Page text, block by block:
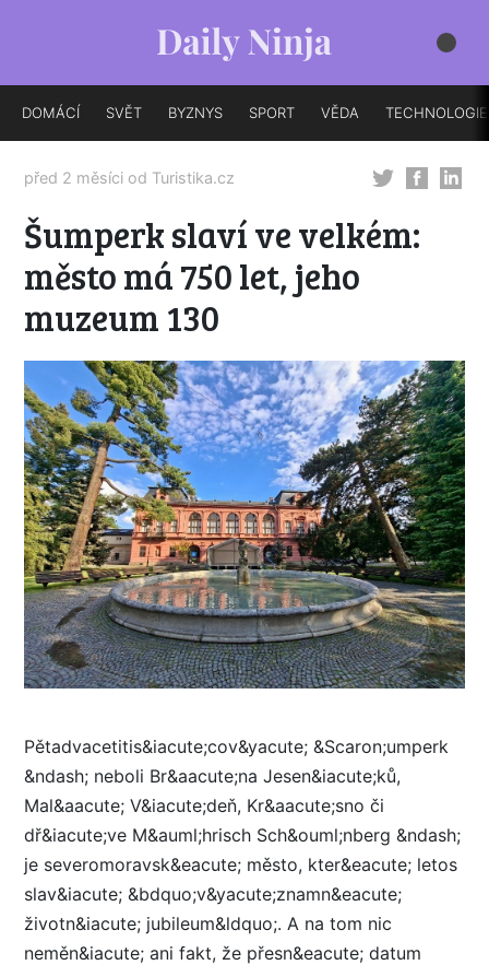
DOMÁCÍ SVĚT BYZNYS SPORT VĚDA TECHNOLOGIE
před 2 měsíci od Turistika.cz
Šumperk slaví ve velkém:
město má 750 let, jeho
muzeum 130
Pětadvacetitis&iacute;cov&yacute; &Scaron;umperk
&ndash; neboli Br&aacute;na Jesen&iacute;ků,
Mal&aacute; V&iacute;deň, Kr&aacute;sno či
dř&iacute;ve M&auml;hrisch Sch&ouml;nberg &ndash;
je severomoravsk&eacute; město, kter&eacute; letos
slav&iacute; &bdquo;v&yacute;znamn&eacute;
životn&iacute; jubileum&ldquo;. A na tom nic
neměn&iacute; ani fakt, že přesn&eacute; datum